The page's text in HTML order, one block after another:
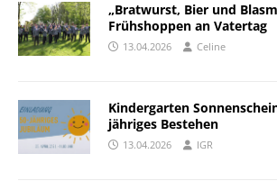
„Bratwurst, Bier und
Frühshoppen an Vatertag
13.04.2026 Celine
Kindergarten
jähriges Bestehen
13.04.2026 IGR